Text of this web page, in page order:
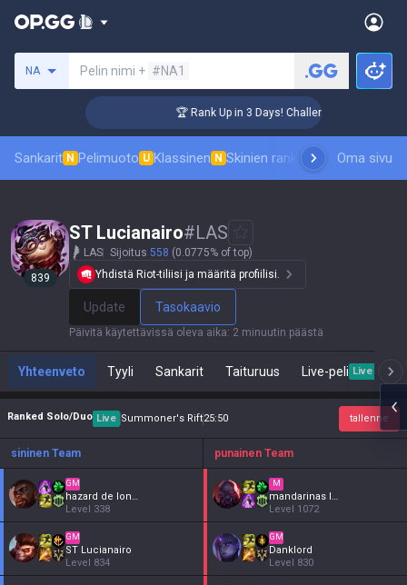
NA Pelin nimi + #NA1
🏆 Rank Up in 3 Days! Challenger Coaching
Sankarit N Pelimuoto U Klassinen N Skinien rankingTulostaulukot
Oma sivu
839
ST Lucianairo#LAS
LAS Sijoitus 558 (0.0775% of top)
Yhdistä Riot-tiliisi ja määritä profiilisi.
Update Tasokaavio
Päivitä käytettävissä oleva aika: 2 minuutin päästä
Yhteenveto Tyyli Sankarit Taituruus Live-peli Live
Ranked Solo/Duo Live Summoner's Rift25:50 tallenne
sininen Team
GM
hazard de londor
Level 338
GM
ST Lucianairo
Level 834
punainen Team
M
mandarinas lover
Level 1072
GM
Danklord
Level 830